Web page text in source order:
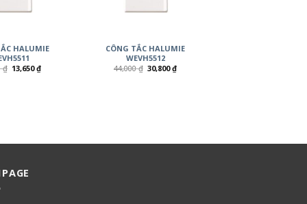
HALUMIE
₫ 13,650₫
CÔNG TẮC HALUMIE
WEVH5512
44,000₫ 30,800₫